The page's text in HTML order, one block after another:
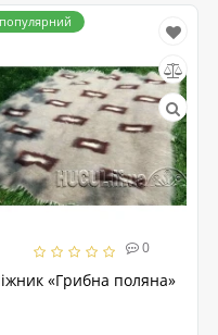
0
«Грибна поляна»
популярний